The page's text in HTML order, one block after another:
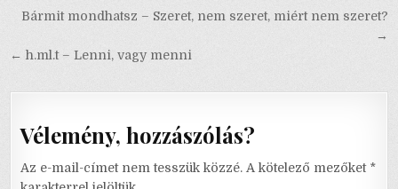
Bejegyzés
navigáció
Bármit mondhatsz – Szeret, nem szeret, miért nem szeret?
→
← h.ml.t – Lenni, vagy menni
Vélemény, hozzászólás?
Az e-mail-címet nem tesszük közzé. A kötelező mezőket *